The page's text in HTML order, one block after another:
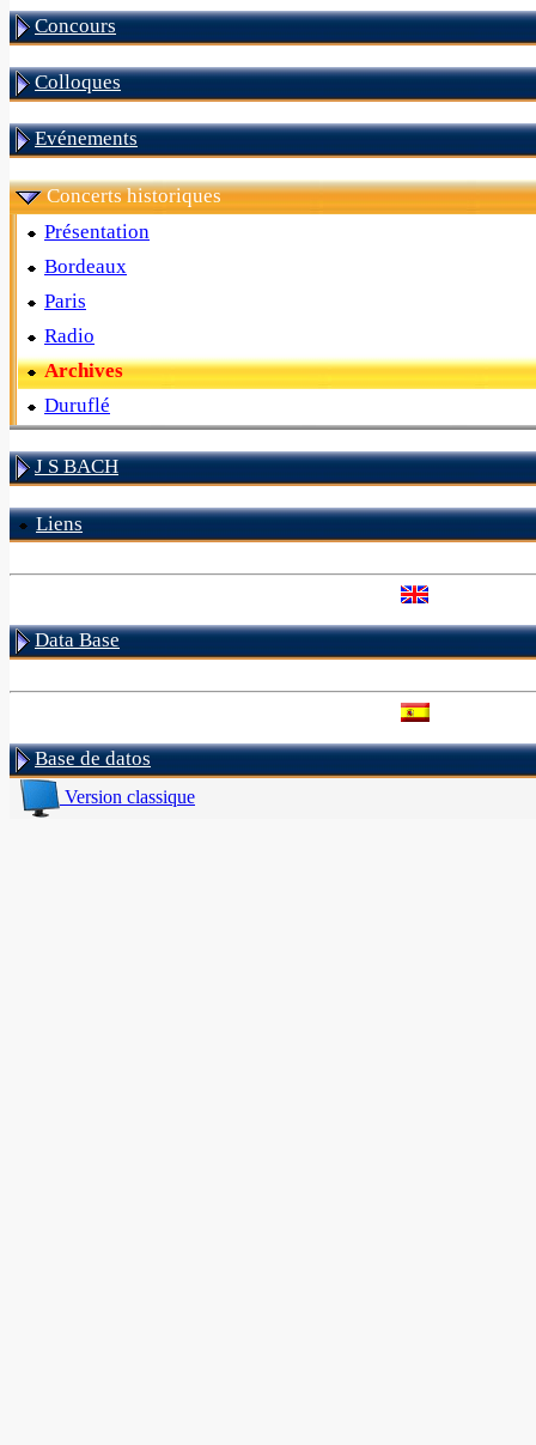
Concours
Colloques
Evénements
Concerts historiques
Présentation
Bordeaux
Paris
Radio
Archives
Duruflé
J S BACH
Liens
Data Base
Base de datos
Version classique